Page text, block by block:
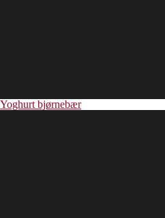
Yoghurt bjørnebær